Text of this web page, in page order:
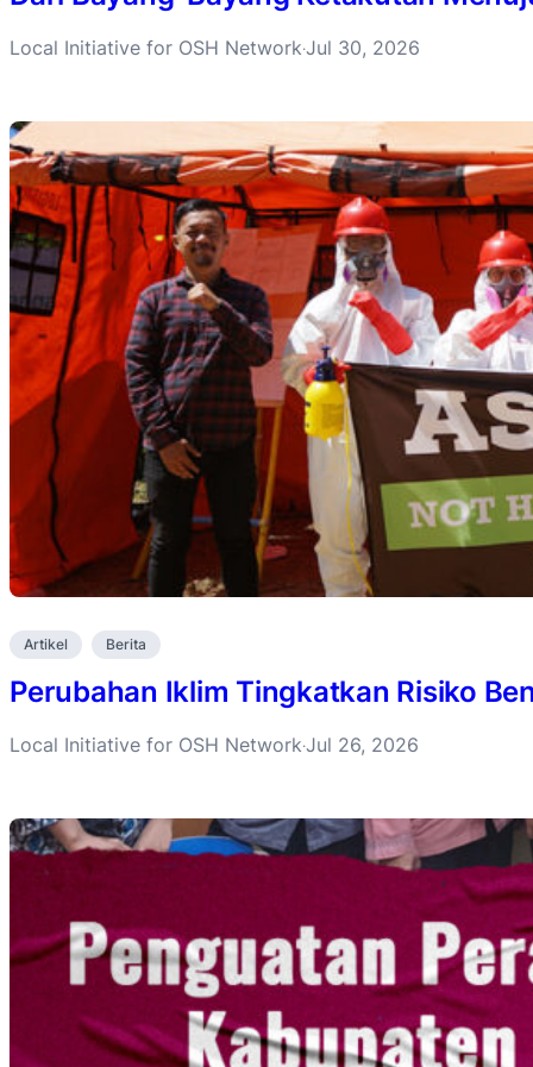
Local Initiative for OSH Network·Jul 30, 2026
Artikel Berita
Perubahan Iklim Tingkatkan Risiko
Local Initiative for OSH Network·Jul 26, 2026